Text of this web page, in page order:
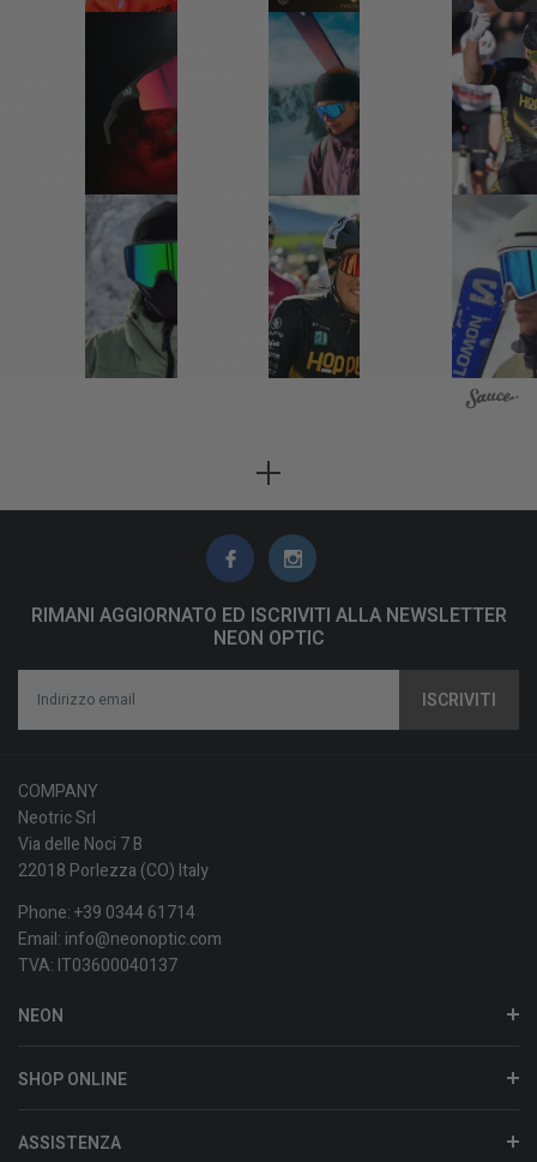
RIMANI AGGIORNATO ED ISCRIVITI ALLA NEWSLETTER
NEON OPTIC
COMPANY
Neotric Srl
Via delle Noci 7 B
22018 Porlezza (CO) Italy
Phone: +39 0344 61714
Email: info@neonoptic.com
TVA: IT03600040137
NEON
SHOP ONLINE
ASSISTENZA